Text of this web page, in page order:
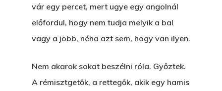
vár egy percet, mert ugye egy angolnál
előfordul, hogy nem tudja melyik a bal
vagy a jobb, néha azt sem, hogy van ilyen.
Nem akarok sokat beszélni róla. Győztek.
A rémisztgetők, a rettegők, akik egy hamis